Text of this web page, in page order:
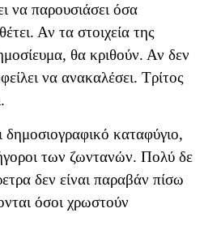
να παρουσιάσει όσα
Αν τα στοιχεία της
θα κριθούν. Αν δεν
να ανακαλέσει. Τρίτος
δημοσιογραφικό καταφύγιο,
των ζωντανών. Πολύ δε
δεν είναι παραβάν πίσω
όσοι χρωστούν